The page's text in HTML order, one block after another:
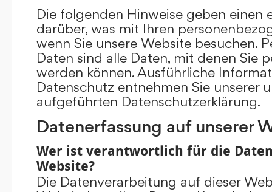
Die folgenden Hinweise geben einen
darüber, was mit Ihren
wenn Sie unsere Website besuchen.
Daten sind alle Daten, mit denen Sie
werden können. Ausführliche
Datenschutz entnehmen Sie unserer
aufgeführten Datenschutzerklärung.
Datenerfassung auf unserer
Wer ist verantwortlich für die
Website?
Die Datenverarbeitung auf dieser